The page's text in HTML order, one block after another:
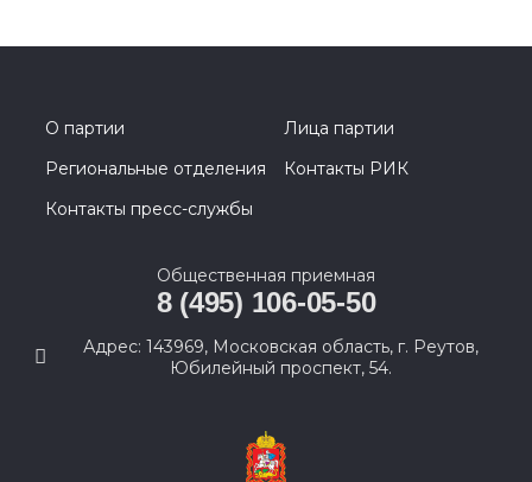
О партии
Лица партии
Региональные отделения
Контакты РИК
Контакты пресс-службы
Общественная приемная
8 (495) 106-05-50
Адрес: 143969, Московская область, г. Реутов,
Юбилейный проспект, 54.